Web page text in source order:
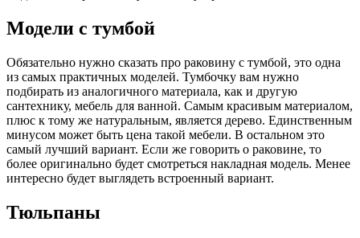
Модели с тумбой
Обязательно нужно сказать про раковину с тумбой, это одна
из самых практичных моделей. Тумбочку вам нужно
подбирать из аналогичного материала, как и другую
сантехнику, мебель для ванной. Самым красивым материалом,
плюс к тому же натуральным, является дерево. Единственным
минусом может быть цена такой мебели. В остальном это
самый лучший вариант. Если же говорить о раковине, то
более оригинально будет смотреться накладная модель. Менее
интересно будет выглядеть встроенный вариант.
Тюльпаны